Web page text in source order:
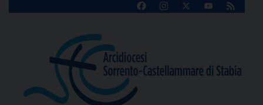
FacebookInstagram
X
YouTube
Feed